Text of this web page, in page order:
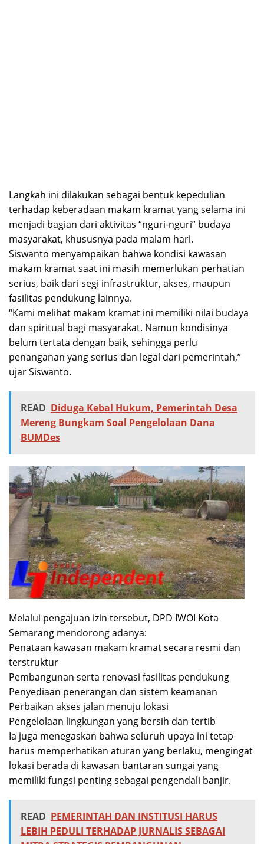
Langkah ini dilakukan sebagai bentuk kepedulian
terhadap keberadaan makam kramat yang selama ini
menjadi bagian dari aktivitas “nguri-nguri” budaya
masyarakat, khususnya pada malam hari.
Siswanto menyampaikan bahwa kondisi kawasan
makam kramat saat ini masih memerlukan perhatian
serius, baik dari segi infrastruktur, akses, maupun
fasilitas pendukung lainnya.
“Kami melihat makam kramat ini memiliki nilai budaya
dan spiritual bagi masyarakat. Namun kondisinya
belum tertata dengan baik, sehingga perlu
penanganan yang serius dan legal dari pemerintah,”
ujar Siswanto.
READ Diduga Kebal Hukum, Pemerintah Desa
Mereng Bungkam Soal Pengelolaan Dana
BUMDes
Melalui pengajuan izin tersebut, DPD IWOI Kota
Semarang mendorong adanya:
Penataan kawasan makam kramat secara resmi dan
terstruktur
Pembangunan serta renovasi fasilitas pendukung
Penyediaan penerangan dan sistem keamanan
Perbaikan akses jalan menuju lokasi
Pengelolaan lingkungan yang bersih dan tertib
Ia juga menegaskan bahwa seluruh upaya ini tetap
harus memperhatikan aturan yang berlaku, mengingat
lokasi berada di kawasan bantaran sungai yang
memiliki fungsi penting sebagai pengendali banjir.
READ PEMERINTAH DAN INSTITUSI HARUS
LEBIH PEDULI TERHADAP JURNALIS SEBAGAI